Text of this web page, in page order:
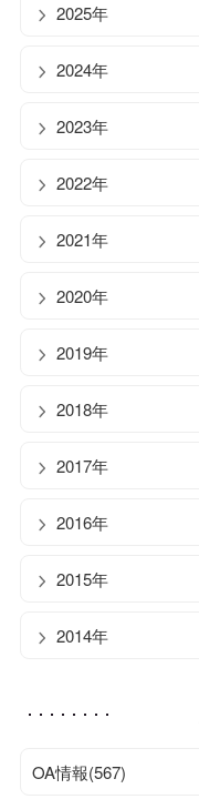
2025年
2024年
2023年
2022年
2021年
2020年
2019年
2018年
2017年
2016年
2015年
2014年
OA情報(567)